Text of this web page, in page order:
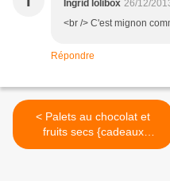
Ingrid lolibox 26/12/
<br /> C'est mignon
Répondre
< Palets au chocolat et
fruits secs {cadeaux
gourmands}